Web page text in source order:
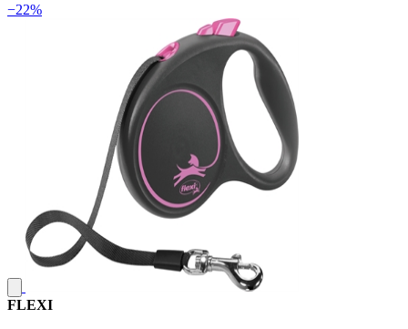
−22%
FLEXI